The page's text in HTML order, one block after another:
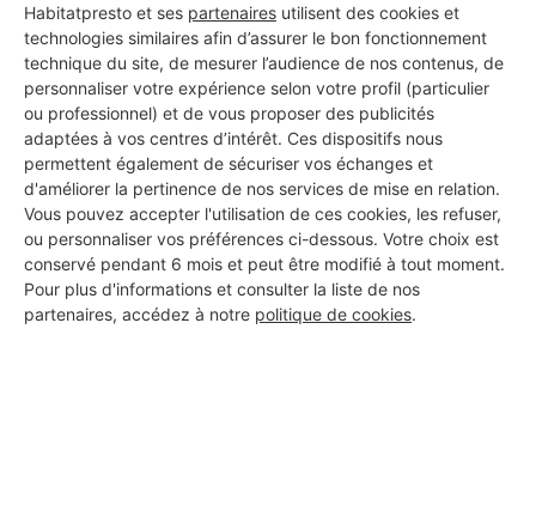
Habitatpresto et ses partenaires utilisent des cookies et
technologies similaires afin d’assurer le bon fonctionnement
technique du site, de mesurer l’audience de nos contenus, de
personnaliser votre expérience selon votre profil (particulier
ou professionnel) et de vous proposer des publicités
adaptées à vos centres d’intérêt. Ces dispositifs nous
permettent également de sécuriser vos échanges et
d'améliorer la pertinence de nos services de mise en relation.
Vous pouvez accepter l'utilisation de ces cookies, les refuser,
ou personnaliser vos préférences ci-dessous. Votre choix est
conservé pendant 6 mois et peut être modifié à tout moment.
Pour plus d'informations et consulter la liste de nos
partenaires, accédez à notre politique de cookies.